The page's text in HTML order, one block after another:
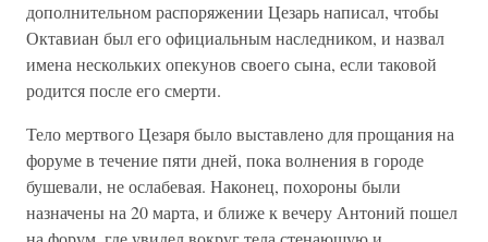
дополнительном распоряжении Цезарь написал, чтобы
Октавиан был его официальным наследником, и назвал
имена нескольких опекунов своего сына, если таковой
родится после его смерти.
Тело мертвого Цезаря было выставлено для прощания на
форуме в течение пяти дней, пока волнения в городе
бушевали, не ослабевая. Наконец, похороны были
назначены на 20 марта, и ближе к вечеру Антоний пошел